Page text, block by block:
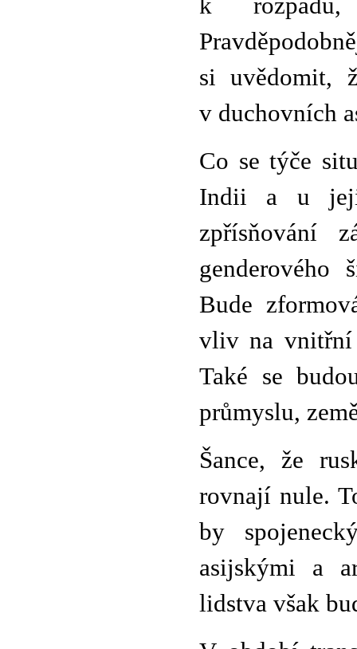
k
si uvědomit,
v duchovních
Co se týče
Indii a u
zpřísňování
genderového
Bude
vliv na vnitřní
Také se
průmyslu,
Šance, že
rovnají nule.
by
asijskými a
lidstva však